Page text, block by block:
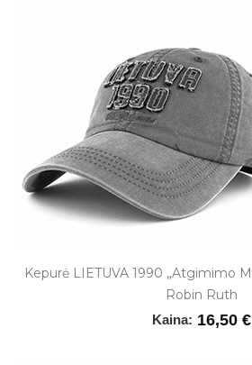
Kepurė LIETUVA 1990 „Atgimimo
Robin Ruth
Kaina: 16,50 €